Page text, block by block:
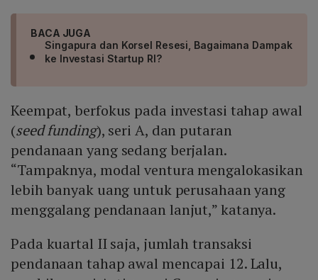
BACA JUGA
Singapura dan Korsel Resesi, Bagaimana Dampak
ke Investasi Startup RI?
Keempat, berfokus pada investasi tahap awal
(seed funding), seri A, dan putaran
pendanaan yang sedang berjalan.
“Tampaknya, modal ventura mengalokasikan
lebih banyak uang untuk perusahaan yang
menggalang pendanaan lanjut,” katanya.
Pada kuartal II saja, jumlah transaksi
pendanaan tahap awal mencapai 12. Lalu,